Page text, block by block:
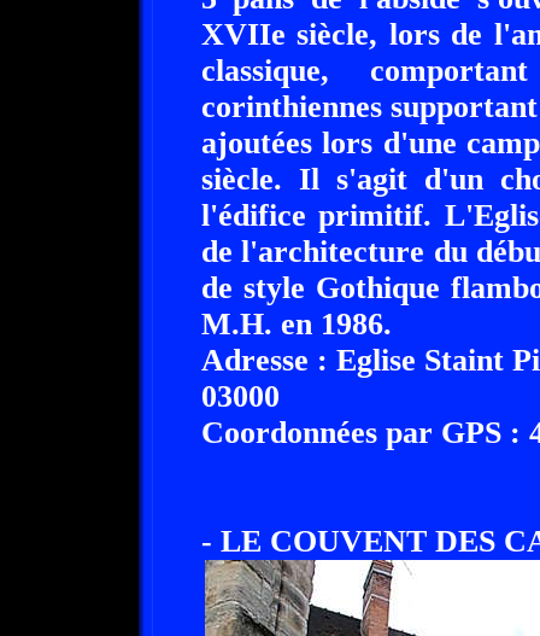
XVIIe siècle, lors de
classique,
corinthiennes
ajoutées lors d'une
siècle. Il s'agit d'un
l'édifice primitif.
de l'architecture du
de style Gothique
M.H. en 1986.
Adresse : Eglise Staint
03000
Coordonnées par GPS :
- LE COUVENT DES